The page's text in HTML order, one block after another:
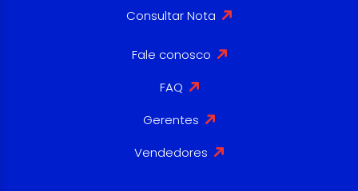
Consultar Nota
Fale conosco
FAQ
Gerentes
Vendedores